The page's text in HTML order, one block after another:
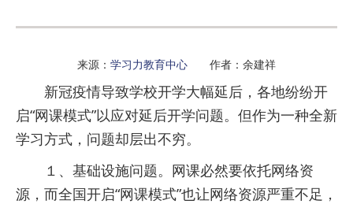
来源： 学习力教育中心 作者：余建祥
新冠疫情导致学校开学大幅延后，各地纷纷开
启“网课模式”以应对延后开学问题。但作为一种全新
学习方式，问题却层出不穷。
１、基础设施问题。网课必然要依托网络资
源，而全国开启“网课模式”也让网络资源严重不足，